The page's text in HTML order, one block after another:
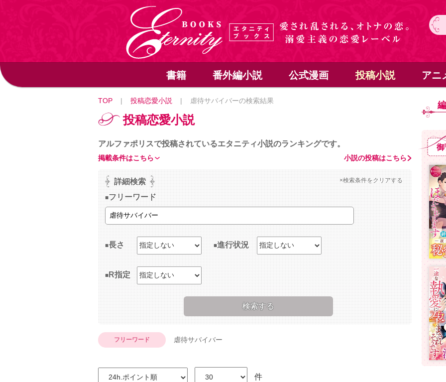
書籍 番外編小説 公式漫画 投稿小説 アニ
TOP | 投稿恋愛小説 | 虐待サバイバーの検索結果
投稿恋愛小説
アルファポリスで投稿されているエタニティ小説のランキングです。
小説の投稿はこちら
掲載条件はこちら
詳細検索 ×検索条件をクリアする
フリーワード
長さ 進行状況
R指定
フリーワード 虐待サバイバー
件